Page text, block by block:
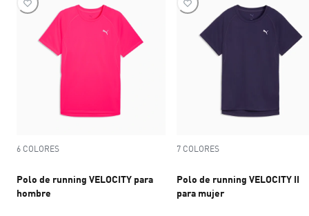
6 COLORES
Polo de running VELOCITY para
hombre
7 COLORES
Polo de running VELOCITY II
para mujer